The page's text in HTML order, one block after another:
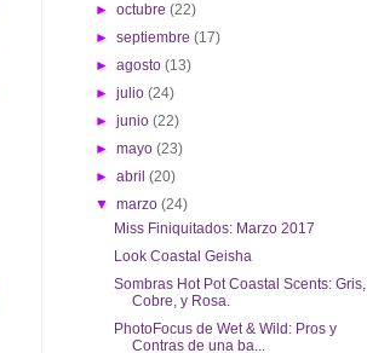
►octubre(22)
►septiembre(17)
►agosto(13)
►julio(24)
►junio(22)
►mayo(23)
►abril(20)
▼marzo(24)
Miss Finiquitados: Marzo 2017
Look Coastal Geisha
Sombras Hot Pot Coastal Scents: Gris,
Cobre, y Rosa.
PhotoFocus de Wet & Wild: Pros y
Contras de una ba...